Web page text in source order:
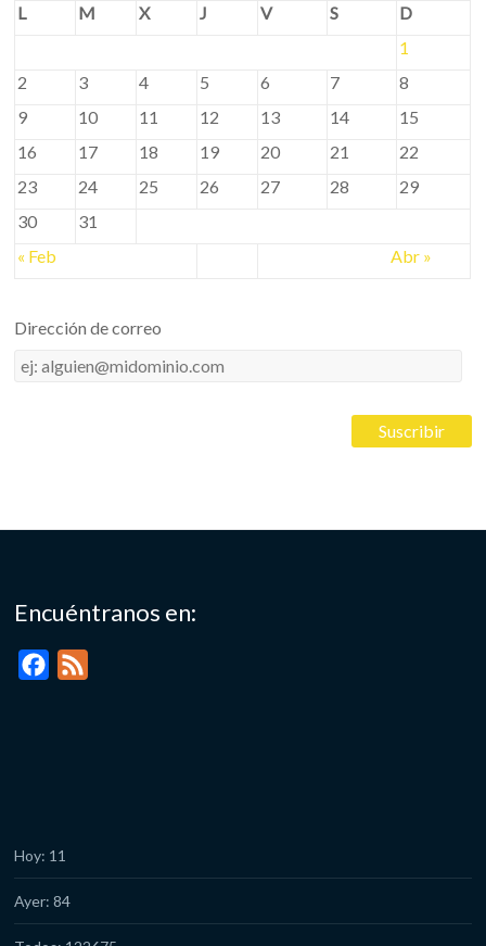
L
M X J V S D
« Feb Abr »
1
2
3 4 5 6 7
8
9
10 11 12 13 14
15
16
17 18 19 20 21
22
23
24 25 26 27 28
29
30
31
Dirección de correo
Dirección
de
Encuéntranos en:
o
k
Hoy: 11
Ayer: 84